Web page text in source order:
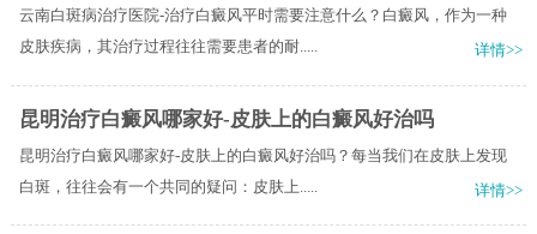
云南白斑病治疗医院-治疗白癜风平时需要注意什么？白癜风，作为一种
皮肤疾病，其治疗过程往往需要患者的耐.....
详情>>
昆明治疗白癜风哪家好-皮肤上的白癜风好治吗
昆明治疗白癜风哪家好-皮肤上的白癜风好治吗？每当我们在皮肤上发现
白斑，往往会有一个共同的疑问：皮肤上.....
详情>>